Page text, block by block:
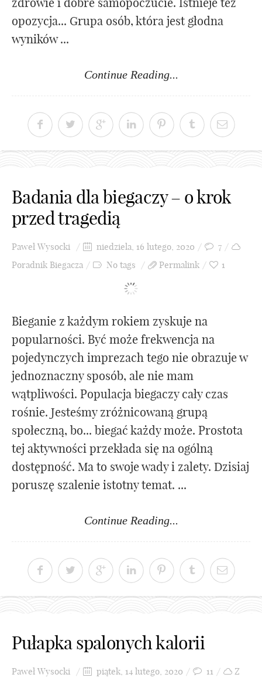
opozycja... Grupa osób, która jest głodna
wyników ...
Continue Reading...
Badania dla biegaczy – o krok
przed tragedią
Paweł Wysocki niedziela, 16 lutego, 2020
7
Poradnik Biegacza
No tags Permalink 1
Bieganie z każdym rokiem zyskuje na
popularności. Być może frekwencja na
pojedynczych imprezach tego nie obrazuje w
jednoznaczny sposób, ale nie mam
wątpliwości. Populacja biegaczy cały czas
rośnie. Jesteśmy zróżnicowaną grupą
społeczną, bo... biegać każdy może. Prostota
tej aktywności przekłada się na ogólną
dostępność. Ma to swoje wady i zalety. Dzisiaj
poruszę szalenie istotny temat. ...
Continue Reading...
Pułapka spalonych kalorii
Paweł Wysocki piątek, 14 lutego, 2020 11 Z